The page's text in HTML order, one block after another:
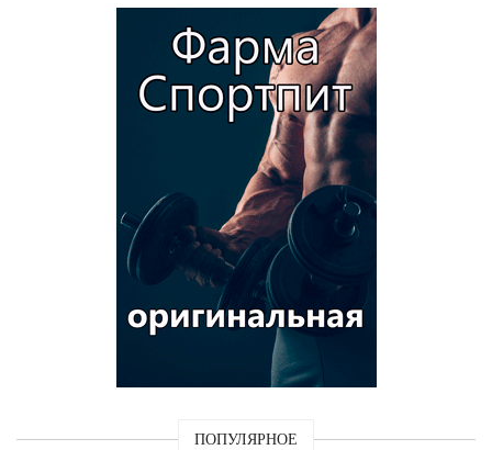
ПОПУЛЯРНОЕ